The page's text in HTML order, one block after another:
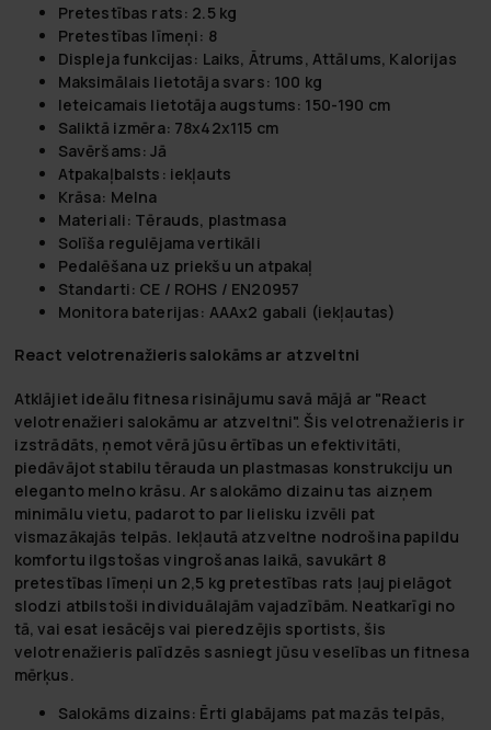
Pretestības rats: 2.5 kg
Pretestības līmeņi: 8
Displeja funkcijas: Laiks, Ātrums, Attālums, Kalorijas
Maksimālais lietotāja svars: 100 kg
Ieteicamais lietotāja augstums: 150-190 cm
Saliktā izmēra: 78x42x115 cm
Savēršams: Jā
Atpakaļbalsts: iekļauts
Krāsa: Melna
Materiali: Tērauds, plastmasa
Solīša regulējama vertikāli
Pedalēšana uz priekšu un atpakaļ
Standarti: CE / ROHS / EN20957
Monitora baterijas: AAAx2 gabali (iekļautas)
React velotrenažieris salokāms ar atzveltni
Atklājiet ideālu fitnesa risinājumu savā mājā ar "React
velotrenažieri salokāmu ar atzveltni". Šis velotrenažieris ir
izstrādāts, ņemot vērā jūsu ērtības un efektivitāti,
piedāvājot stabilu tērauda un plastmasas konstrukciju un
eleganto melno krāsu. Ar salokāmo dizainu tas aizņem
minimālu vietu, padarot to par lielisku izvēli pat
vismazākajās telpās. Iekļautā atzveltne nodrošina papildu
komfortu ilgstošas vingrošanas laikā, savukārt 8
pretestības līmeņi un 2,5 kg pretestības rats ļauj pielāgot
slodzi atbilstoši individuālajām vajadzībām. Neatkarīgi no
tā, vai esat iesācējs vai pieredzējis sportists, šis
velotrenažieris palīdzēs sasniegt jūsu veselības un fitnesa
mērķus.
Salokāms dizains: Ērti glabājams pat mazās telpās,